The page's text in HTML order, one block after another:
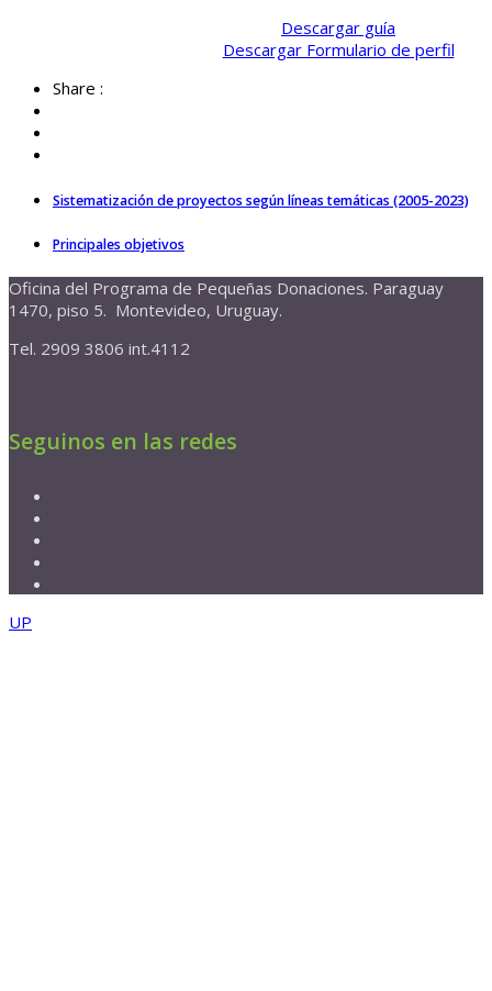
Descargar guía
Descargar Formulario de perfil
Share :
Sistematización de proyectos según líneas temáticas (2005-2023)
Principales objetivos
Oficina del Programa de Pequeñas Donaciones. Paraguay
1470, piso 5. Montevideo, Uruguay.
Tel. 2909 3806 int.4112
Seguinos en las redes
UP